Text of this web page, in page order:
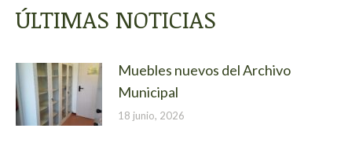
ÚLTIMAS NOTICIAS
Muebles nuevos del Archivo
Municipal
18 junio, 2026